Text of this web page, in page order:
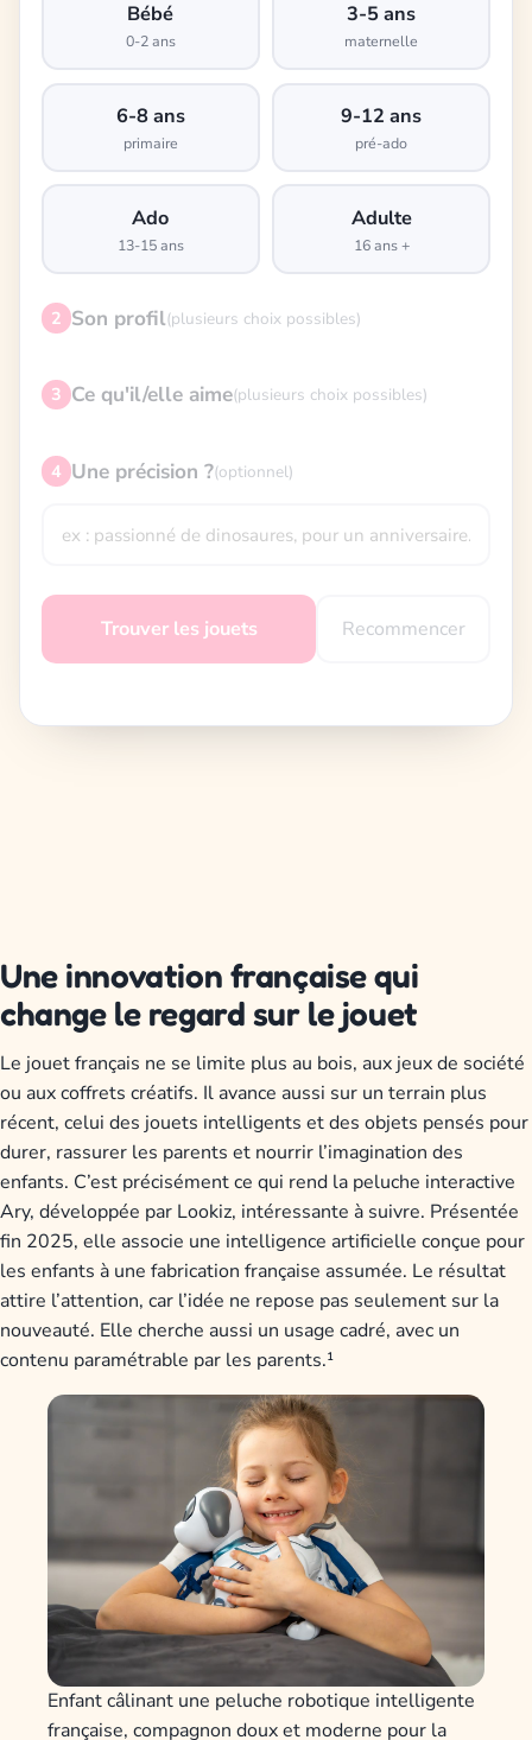
Bébé
0-2 ans
3-5 ans
maternelle
6-8 ans
primaire
9-12 ans
pré-ado
Ado
13-15 ans
Adulte
16 ans +
2 Son profil(plusieurs choix possibles)
3 Ce qu'il/elle aime(plusieurs choix possibles)
4 Une précision ?(optionnel)
Trouver les jouets Recommencer
Une innovation française qui
change le regard sur le jouet
Le jouet français ne se limite plus au bois, aux jeux de société
ou aux coffrets créatifs. Il avance aussi sur un terrain plus
récent, celui des jouets intelligents et des objets pensés pour
durer, rassurer les parents et nourrir l’imagination des
enfants. C’est précisément ce qui rend la peluche interactive
Ary, développée par Lookiz, intéressante à suivre. Présentée
fin 2025, elle associe une intelligence artificielle conçue pour
les enfants à une fabrication française assumée. Le résultat
attire l’attention, car l’idée ne repose pas seulement sur la
nouveauté. Elle cherche aussi un usage cadré, avec un
contenu paramétrable par les parents.¹
Enfant câlinant une peluche robotique intelligente
française, compagnon doux et moderne pour la